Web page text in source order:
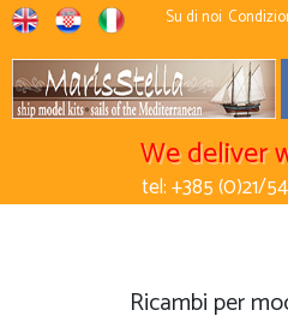
Su di noi
We deliver
tel: +385 (0)21/
Ricambi per